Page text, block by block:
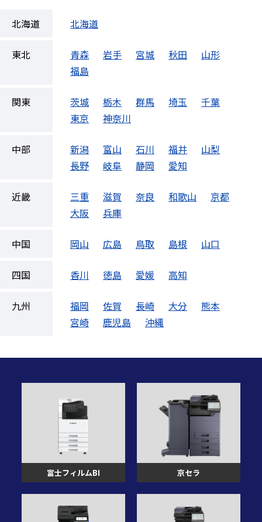
北海道 北海道
東北 青森 岩手 宮城 秋田
山形
福島
関東 茨城 栃木 群馬 埼玉
千葉
東京
神奈川
中部 新潟 富山 石川 福井
山梨
長野
岐阜 静岡 愛知
近畿 三重 滋賀 奈良 和歌山
京都
大阪
兵庫
中国 岡山 広島 鳥取 島根 山口
四国 香川 徳島 愛媛 高知
九州 福岡 佐賀 長崎 大分
熊本
宮崎
鹿児島 沖縄
富士フィルムBI 京セラ